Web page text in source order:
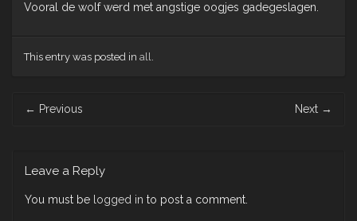
Vooral de wolf werd met angstige oogjes gadegeslagen.
This entry was posted in all.
navigation
← Previous Next →
Leave a Reply
You must be logged in to post a comment.